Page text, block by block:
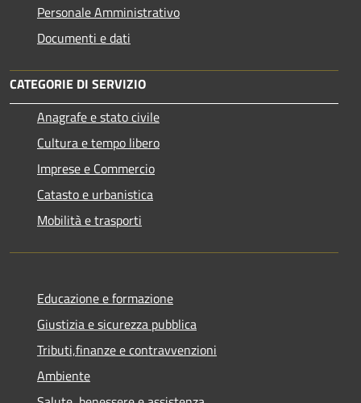
Personale Amministrativo
Documenti e dati
CATEGORIE DI SERVIZIO
Anagrafe e stato civile
Cultura e tempo libero
Imprese e Commercio
Catasto e urbanistica
Mobilità e trasporti
Educazione e formazione
Giustizia e sicurezza pubblica
Tributi,finanze e contravvenzioni
Ambiente